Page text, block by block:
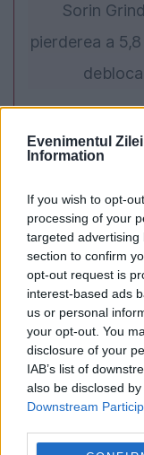
Evenimentul
Information
If you wish to opt-
processing of your
targeted
section to confirm
opt-out request is
interest-based ads
us or personal
your opt-out. You
disclosure of your
IAB’s list of
also be disclosed
Downstream
Sorin
pierderea a
Mayar Sherif
Iași după